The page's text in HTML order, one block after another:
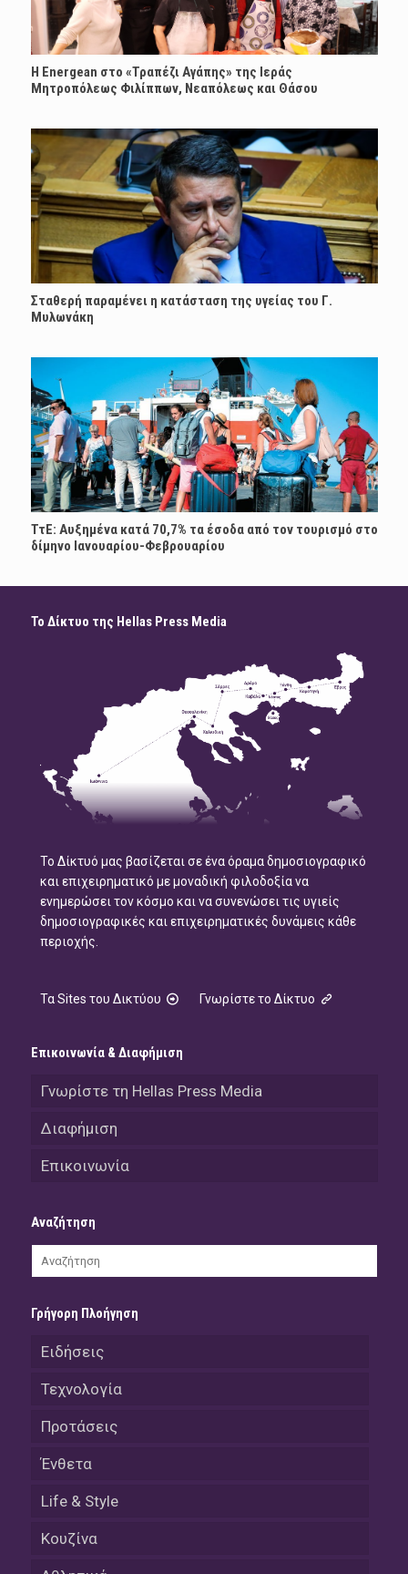
H Energean στο «Τραπέζι Αγάπης» της Ιεράς
Μητροπόλεως Φιλίππων, Νεαπόλεως και Θάσου
Σταθερή παραμένει η κατάσταση της υγείας του Γ.
Μυλωνάκη
ΤτΕ: Αυξημένα κατά 70,7% τα έσοδα από τον τουρισμό στο
δίμηνο Ιανουαρίου-Φεβρουαρίου
Το Δίκτυο της Hellas Press Media
Το Δίκτυό μας βασίζεται σε ένα όραμα δημοσιογραφικό
και επιχειρηματικό με μοναδική φιλοδοξία να
ενημερώσει τον κόσμο και να συνενώσει τις υγιείς
δημοσιογραφικές και επιχειρηματικές δυνάμεις κάθε
περιοχής.
Τα Sites του Δικτύου Γνωρίστε το Δίκτυο
Επικοινωνία & Διαφήμιση
Γνωρίστε τη Hellas Press Media
Διαφήμιση
Επικοινωνία
Αναζήτηση
Γρήγορη Πλοήγηση
Ειδήσεις
Τεχνολογία
Προτάσεις
Ένθετα
Life & Style
Κουζίνα